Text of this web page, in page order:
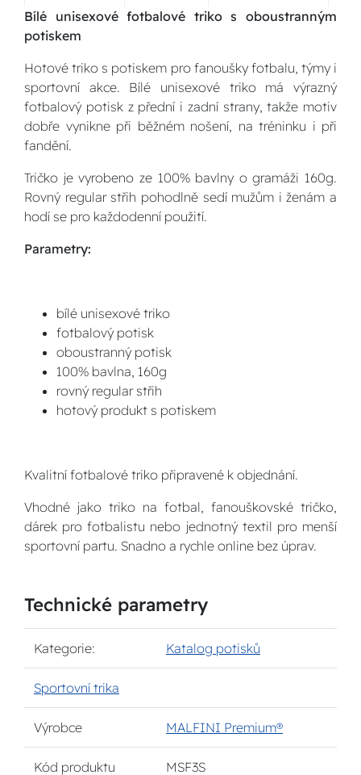
Bílé unisexové fotbalové triko s oboustranným
potiskem
Hotové triko s potiskem pro fanoušky fotbalu, týmy i
sportovní akce. Bílé unisexové triko má výrazný
fotbalový potisk z přední i zadní strany, takže motiv
dobře vynikne při běžném nošení, na tréninku i při
fandění.
Tričko je vyrobeno ze 100% bavlny o gramáži 160g.
Rovný regular střih pohodlně sedí mužům i ženám a
hodí se pro každodenní použití.
Parametry:
bílé unisexové triko
fotbalový potisk
oboustranný potisk
100% bavlna, 160g
rovný regular střih
hotový produkt s potiskem
Kvalitní fotbalové triko připravené k objednání.
Vhodné jako triko na fotbal, fanouškovské tričko,
dárek pro fotbalistu nebo jednotný textil pro menší
sportovní partu. Snadno a rychle online bez úprav.
Technické parametry
Kategorie: Katalog potisků
Sportovní trika
Výrobce MALFINI Premium®
Kód produktu MSF3S